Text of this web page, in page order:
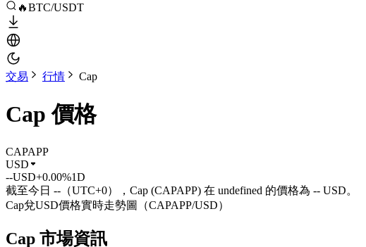
🔥BTC/USDT
交易 行情 Cap
Cap 價格
CAPAPP
USD
--USD+0.00%1D
截至今日 --（UTC+0），Cap (CAPAPP) 在 undefined 的價格為 -- USD。
Cap兌USD價格實時走勢圖（CAPAPP/USD）
Cap 市場資訊